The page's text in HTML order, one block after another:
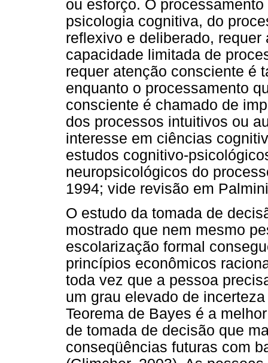
ou esforço. O
psicologia cognitiva, do
reflexivo e deliberado,
capacidade limitada de
requer atenção consciente é
enquanto o processamento
consciente é chamado de
dos processos intuitivos ou
interesse em ciências
estudos cognitivo-
neuropsicológicos do
1994; vide revisão em
O estudo da tomada de
mostrado que nem mesmo
escolarização formal
princípios econômicos
toda vez que a pessoa
um grau elevado de
Teorema de Bayes é a
de tomada de decisão que
conseqüências futuras com